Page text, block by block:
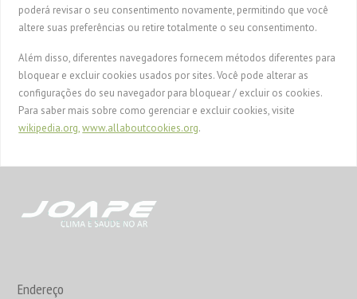
poderá revisar o seu consentimento novamente, permitindo que você
altere suas preferências ou retire totalmente o seu consentimento.
Além disso, diferentes navegadores fornecem métodos diferentes para
bloquear e excluir cookies usados ​​por sites. Você pode alterar as
configurações do seu navegador para bloquear / excluir os cookies.
Para saber mais sobre como gerenciar e excluir cookies, visite
wikipedia.org,www.allaboutcookies.org.
Endereço